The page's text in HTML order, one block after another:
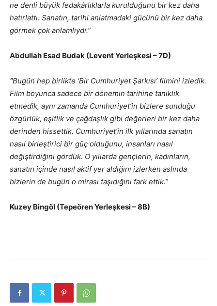
ne denli büyük fedakârlıklarla kurulduğunu bir kez daha
hatırlattı. Sanatın, tarihi anlatmadaki gücünü bir kez daha
görmek çok anlamlıydı.”
Abdullah Esad Budak (Levent Yerleşkesi – 7D)
“Bugün hep birlikte ‘Bir Cumhuriyet Şarkısı’ filmini izledik.
Film boyunca sadece bir dönemin tarihine tanıklık
etmedik, aynı zamanda Cumhuriyet’in bizlere sunduğu
özgürlük, eşitlik ve çağdaşlık gibi değerleri bir kez daha
derinden hissettik. Cumhuriyet’in ilk yıllarında sanatın
nasıl birleştirici bir güç olduğunu, insanları nasıl
değiştirdiğini gördük. O yıllarda gençlerin, kadınların,
sanatın içinde nasıl aktif yer aldığını izlerken aslında
bizlerin de bugün o mirası taşıdığını fark ettik.”
Kuzey Bingöl (Tepeören Yerleşkesi – 8B)